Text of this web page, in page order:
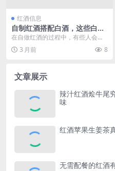
红酒信息
自制红酒搭配白酒，这些白酒
口味佳助你畅享美妙口感
在自做红酒的过程中，有些人会产
生用白酒来增添风味的想法，然而
这一做法需要谨慎考量...
3 月前 8
文章展示
辣汁红酒烩牛尾
味
红酒苹果生姜茶
无需配餐的红酒